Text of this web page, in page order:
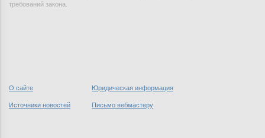
требований закона.
О сайте Юридическая информация
Источники новостей Письмо вебмастеру